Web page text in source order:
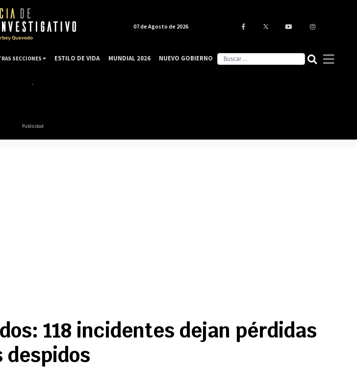
Publicidad
118 incidentes dejan pérdidas
despidos
07 de Agosto de 2026
SECCIONES ESTILO DE VIDA MUNDIAL 2026 NUEVO GOBIERNO